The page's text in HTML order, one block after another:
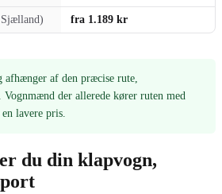
fra 1.189 kr
afhænger af den præcise rute,
der allerede kører ruten med
lavere pris.
du din klapvogn,